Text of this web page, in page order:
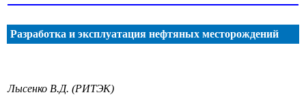
Разработка и эксплуатация нефтяных месторождений
Лысенко В.Д. (РИТЭК)